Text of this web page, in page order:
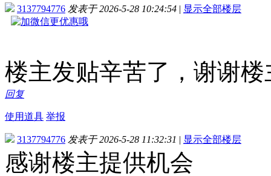
3137794776 发表于 2026-5-28 10:24:54 | 显示全部楼层
楼主发贴辛苦了，谢谢楼
回复
使用道具 举报
3137794776 发表于 2026-5-28 11:32:31 | 显示全部楼层
感谢楼主提供机会